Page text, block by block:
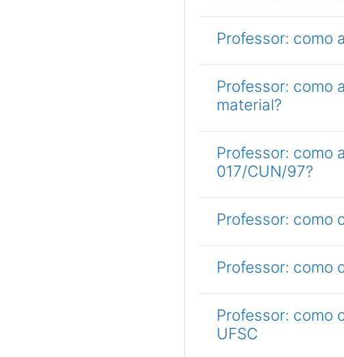
Professor: como
Professor: como
material?
Professor: como
017/CUN/97?
Professor: como
Professor: como
Professor: como
UFSC